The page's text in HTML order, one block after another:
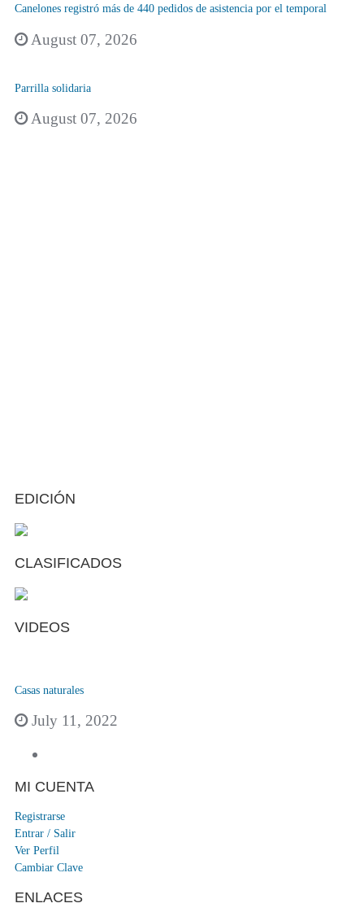
Canelones registró más de 440 pedidos de asistencia por el temporal
August 07, 2026
Parrilla solidaria
August 07, 2026
EDICIÓN
CLASIFICADOS
VIDEOS
Casas naturales
July 11, 2022
MI CUENTA
Registrarse
Entrar / Salir
Ver Perfil
Cambiar Clave
ENLACES